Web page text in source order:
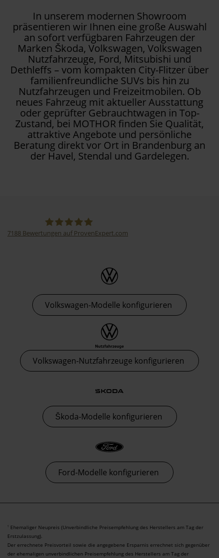
In unserem modernen Showroom
präsentieren wir Ihnen eine große Auswahl
an sofort verfügbaren Fahrzeugen der
Marken Škoda, Volkswagen, Volkswagen
Nutzfahrzeuge, Ford, Mitsubishi und
Dethleffs – vom kompakten City-Flitzer über
familienfreundliche SUVs bis hin zu
Nutzfahrzeugen und Freizeitmobilen. Ob
neues Fahrzeug mit aktueller Ausstattung
oder geprüfter Gebrauchtwagen in Top-
Zustand, bei MOTHOR finden Sie Qualität,
attraktive Angebote und persönliche
Beratung direkt vor Ort in Brandenburg an
der Havel, Stendal und Gardelegen.
7188 Bewertungen auf ProvenExpert.com
Volkswagen-Modelle konfigurieren
Volkswagen-Nutzfahrzeuge konfigurieren
Škoda-Modelle konfigurieren
Ford-Modelle konfigurieren
1 Ehemaliger Neupreis (Unverbindliche Preisempfehlung des Herstellers am Tag der
Erstzulassung).
Der errechnete Preisvorteil sowie die angegebene Ersparnis errechnet sich gegenüber
der ehemaligen unverbindlichen Preisempfehlung des Herstellers am Tag der